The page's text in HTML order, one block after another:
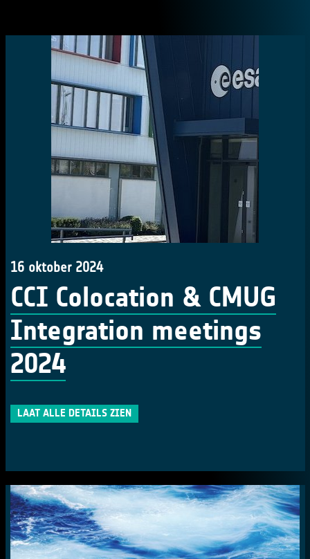
16 oktober 2024
CCI Colocation & CMUG
Integration meetings
2024
LAAT ALLE DETAILS ZIEN